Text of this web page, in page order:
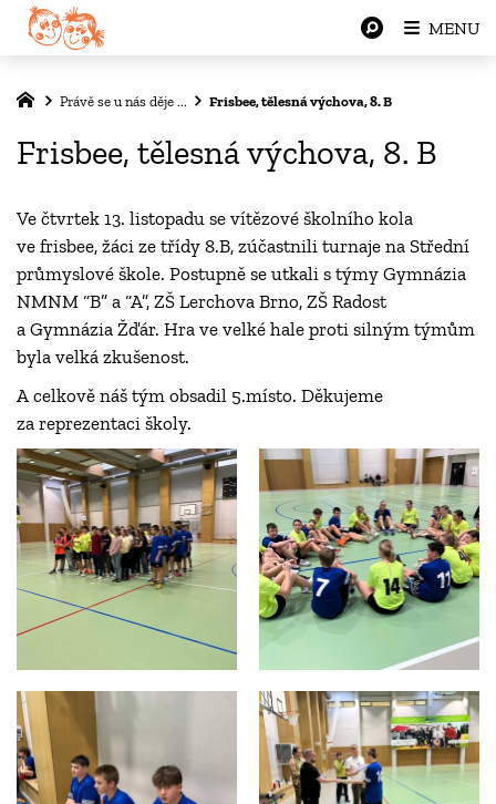
Právě se u nás děje ... Frisbee, tělesná výchova, 8. B
Frisbee, tělesná výchova, 8. B
Ve čtvrtek 13. listopadu se vítězové školního kola
ve frisbee, žáci ze třídy 8.B, zúčastnili turnaje na Střední
průmyslové škole. Postupně se utkali s týmy Gymnázia
NMNM “B” a “A”, ZŠ Lerchova Brno, ZŠ Radost
a Gymnázia Žďár. Hra ve velké hale proti silným týmům
byla velká zkušenost.
A celkově náš tým obsadil 5.místo. Děkujeme
za reprezentaci školy.
MENU